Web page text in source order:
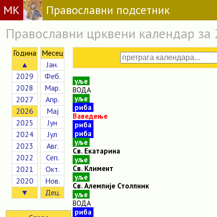
МК Православни подсетник
Православни црквени календар за
Година
▲
2029
2028
2027
2026
2025
2024
2023
2022
2021
2020
▼
Месец
Јан.
Феб.
Мар.
Апр.
Мај
Јун
Јул
Авг.
Сеп.
Окт.
Нов.
Дец.
уље
ВОДА
уље
риба
Ваведење
риба
риба
уље
Св. Екатарина
уље
Св. Климент
уље
Св. Алемпије Столпник
уље
ВОДА
риба